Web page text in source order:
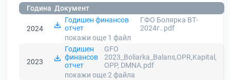
Година Документ
2024
Годишен финансов
отчет
ГФО Болярка ВТ-
2024г..pdf
покажи още 1 файл
2023
Годишен
финансов
отчет
GFO
2023_Boliarka_Balans,OPR,Kapital,
OPP, DMNA.pdf
покажи още 2файла